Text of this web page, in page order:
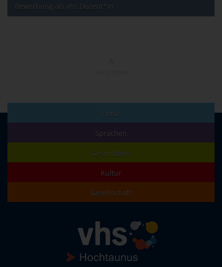
Bewerbung als vhs Dozent*in
Beruf
Sprachen
Gesundheit
Kultur
Gesellschaft